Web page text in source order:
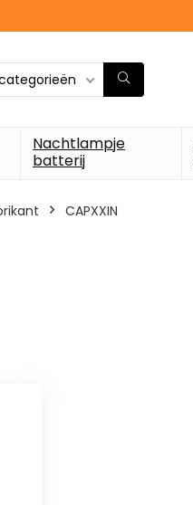
Nachtlampje
batterij
‎CAPXXIN